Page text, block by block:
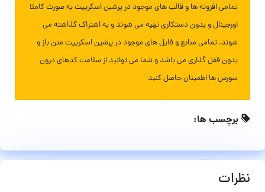
تمامی افزونه ها و قالب های موجود در پرشین اسکریپت به صورت کاملا
اورجینال و بدون دستکاری تهیه می شوند و به اشتراک گذاشته می
شوند. تمامی منابع و فایل های موجود در پرشین اسکریپت متن باز و
بدون قفل گذاری می باشد و شما می توانید از سلامت کدهای درون
سورس ها اطمینان حاصل کنید
برچسب ها:
نظرات